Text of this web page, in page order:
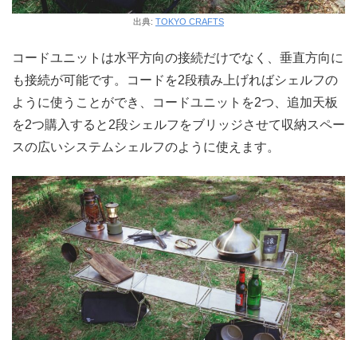
出典: TOKYO CRAFTS
コードユニットは水平方向の接続だけでなく、垂直方向に
も接続が可能です。コードを2段積み上げればシェルフの
ように使うことができ、コードユニットを2つ、追加天板
を2つ購入すると2段シェルフをブリッジさせて収納スペー
スの広いシステムシェルフのように使えます。